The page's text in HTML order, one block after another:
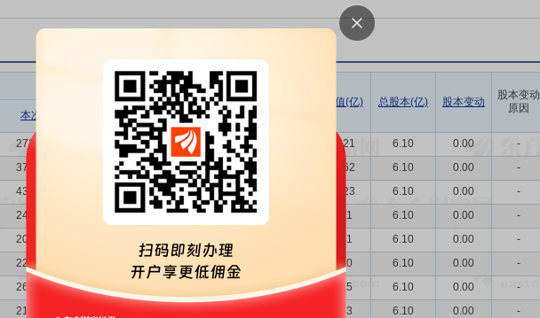
户均持
股市值
(万)
总市值(亿) 总股本(亿) 股本变动
股本变动
原因
本次 增减
增减比例
(%)
27226 -10359 -27.56 43.78 119.21 6.10 0.00 -
37585 -5585 -12.94 34.75 130.62 6.10 0.00 -
43170 18757 76.83 31.56 136.23 6.10 0.00 -
24413 4051 19.89 34.09 83.21 6.10 0.00 -
20362 74.61 6.10 0.00 -
22008 -4921 -18.27 32.99 72.60 6.10 0.00 -
26929 21310 2.27 80.65 6.10 0.00 -
21310 -1193 -5.30 24.79 52.83 6.10 0.00 -